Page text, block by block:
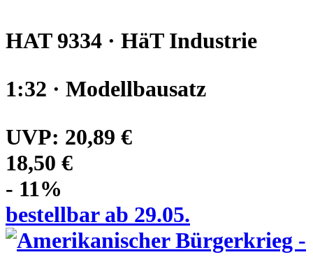
HAT 9334 · HäT Industrie
1:32 · Modellbausatz
UVP: 20,89 €
18,50 €
- 11%
bestellbar ab 29.05.